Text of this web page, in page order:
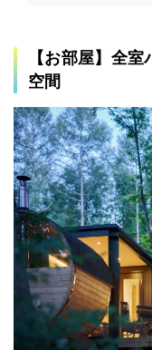
【お部屋】全
空間